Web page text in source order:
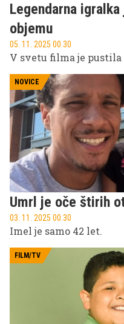
Legendarna
objemu
05. 11. 2025 00.30
V svetu filma je pustila
NOVICE
Umrl je oče štirih
03. 11. 2025 00.30
Imel je samo 42 let.
FILM/TV